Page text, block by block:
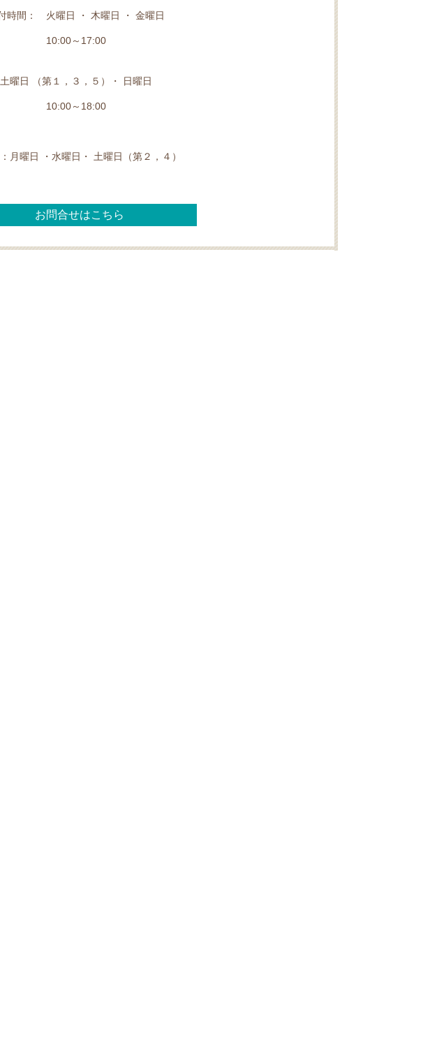
時間： 火曜日 ・ 木曜日 ・ 金曜日
10:00～17:00
土曜日 （第１，３，５）・ 日曜日
10:00～18:00
月曜日 ・水曜日・ 土曜日（第２，４）
お問合せはこちら